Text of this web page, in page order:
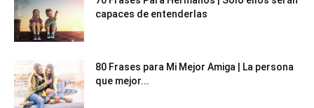
capaces de entenderlas
80 Frases para Mi Mejor Amiga | La persona
que mejor...